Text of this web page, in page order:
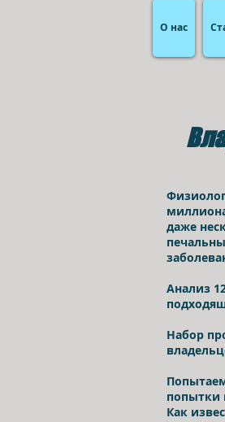
О нас
даже
Анализ
Набор
попытки
Как